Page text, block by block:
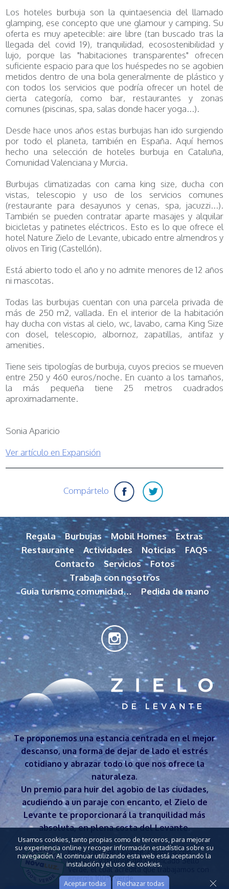
Los hoteles burbuja son la quintaesencia del llamado
glamping, ese concepto que une glamour y camping. Su
oferta es muy apetecible: aire libre (tan buscado tras la
llegada del covid 19), tranquilidad, ecosostenibilidad y
lujo, porque las "habitaciones transparentes" ofrecen
suficiente espacio para que los huéspedes no se agobien
metidos dentro de una bola generalmente de plástico y
con todos los servicios que podría ofrecer un hotel de
cierta categoría, como bar, restaurantes y zonas
comunes (piscinas, spa, salas donde hacer yoga...).
Desde hace unos años estas burbujas han ido surgiendo
por todo el planeta, también en España. Aquí hemos
hecho una selección de hoteles burbuja en Cataluña,
Comunidad Valenciana y Murcia.
Burbujas climatizadas con cama king size, ducha con
vistas, telescopio y uso de los servicios comunes
(restaurante para desayunos y cenas, spa, jacuzzi...).
También se pueden contratar aparte masajes y alquilar
bicicletas y patinetes eléctricos. Esto es lo que ofrece el
hotel Nature Zielo de Levante, ubicado entre almendros y
olivos en Tirig (Castellón).
Está abierto todo el año y no admite menores de 12 años
ni mascotas.
Todas las burbujas cuentan con una parcela privada de
más de 250 m2, vallada. En el interior de la habitación
hay ducha con vistas al cielo, wc, lavabo, cama King Size
con dosel, telescopio, albornoz, zapatillas, antifaz y
amenities.
Tiene seis tipologías de burbuja, cuyos precios se mueven
entre 250 y 460 euros/noche. En cuanto a los tamaños,
la más pequeña tiene 25 metros cuadrados
aproximadamente.
Sonia Aparicio
Ver artículo en Expansión
Compártelo
Regala Burbujas Mobil Homes
Extras
Restaurante
Actividades Noticias
FAQS
Contacto
Servicios
Fotos
Trabaja con nosotros
Guia turismo comunidad…
Pedida de mano
Te proponemos una estancia centrada en el mejor
descanso, una forma de dejar de lado el estrés
cotidiano y abrazar todo lo que nos ofrece la
naturaleza.
Un premio para huir del agobio de las ciudades,
acudiendo a un paraje con encanto, el Zielo de
Levante te proporcionará la tranquilidad más
absoluta, en plena costa del Levante.
Hotel Zielo de Levante, colabora con
Novaluz, y dispone del Certificado Sello
Verde, el cual acredita que trabajamos con
energía 100% verde.
Usamos cookies, tanto propias como de terceros, para mejorar
su experiencia online y recoger información estadística sobre su
navegación. Al continuar utilizando esta web está aceptando la
instalación y el uso de cookies.
Aceptar todas Rechazar todas